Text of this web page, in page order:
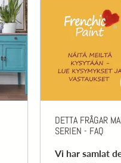
DETTA FRÅGAR
SERIEN - FAQ
Vi har samlat